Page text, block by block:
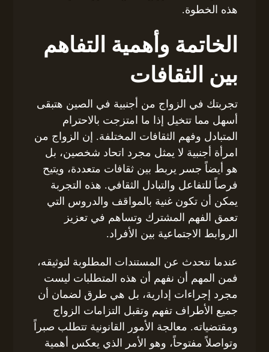
هذه الخطوة.
الخاتمة وأهمية التفاهم
بين الثقافات
تجربتك في الزواج من أجنبية في الصين هتبقى
أسهل مما تتخيل إذا ما امتزجت بالاحترام
المتبادل وفهم الثقافات المختلفة. إن الزواج من
امرأة أجنبية لا يمثل مجرد اتحاد شخصين، بل
هو أيضاً جسر يربط بين ثقافات متعددة، ويتيح
فرصاً للتفاعل والتبادل الثقافي. هذه التجربة
يمكن أن تكون غنية بالمواقف والدروس التي
تعمق الفهم المشترك وتساهم في تعزيز
الروابط الاجتماعية بين الأفراد.
عندما نتحدث عن المستندات المطلوبة لتوثيقه،
فمن المهم أن نفهم أن هذه المتطلبات ليست
مجرد إجراءات إدارية، بل هي طرق لضمان أن
جميع الأطراف تفهم وتقبل التزامات الزواج
ومقتضياته. معالجة الأمور القانونية تتطلب صبراً
وتواصلاً مفتوحاً، وهو الأمر الذي يعكس أهمية